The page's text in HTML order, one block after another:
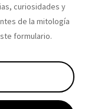
curiosidades y
de la mitología
formulario.